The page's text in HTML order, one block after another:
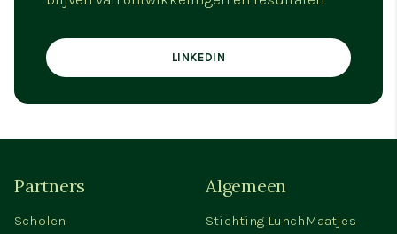
LINKEDIN
Partners
Scholen
Algemeen
Stichting LunchMaatjes